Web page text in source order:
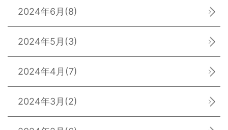
2024年6月 (8)
2024年5月 (3)
2024年4月 (7)
2024年3月 (2)